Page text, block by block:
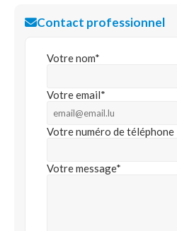
Contact professionnel
Votre nom*
Votre email*
Votre numéro de téléphone
Votre message*